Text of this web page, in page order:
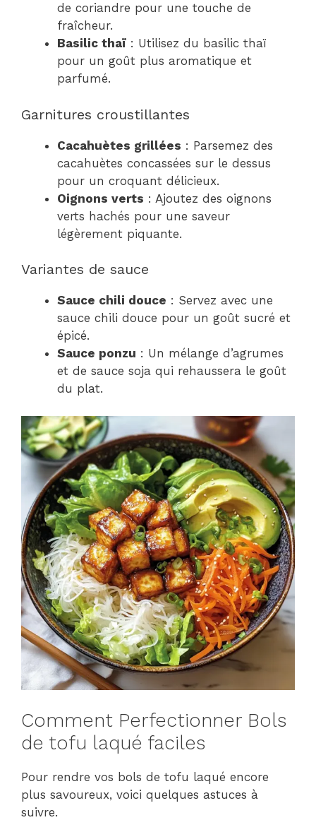
de coriandre pour une touche de
fraîcheur.
Basilic thaï : Utilisez du basilic thaï
pour un goût plus aromatique et
parfumé.
Garnitures croustillantes
Cacahuètes grillées : Parsemez des
cacahuètes concassées sur le dessus
pour un croquant délicieux.
Oignons verts : Ajoutez des oignons
verts hachés pour une saveur
légèrement piquante.
Variantes de sauce
Sauce chili douce : Servez avec une
sauce chili douce pour un goût sucré et
épicé.
Sauce ponzu : Un mélange d’agrumes
et de sauce soja qui rehaussera le goût
du plat.
Comment Perfectionner Bols
de tofu laqué faciles
Pour rendre vos bols de tofu laqué encore
plus savoureux, voici quelques astuces à
suivre.